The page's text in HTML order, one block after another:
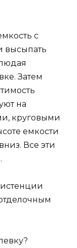
с
высыпать
Затем
на
круговыми
емкости
Все эти